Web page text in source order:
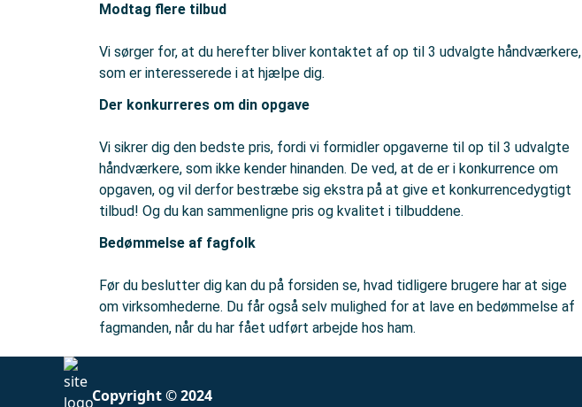
Modtag flere tilbud
Vi sørger for, at du herefter bliver kontaktet af op til 3 udvalgte håndværkere,
som er interesserede i at hjælpe dig.
Der konkurreres om din opgave
Vi sikrer dig den bedste pris, fordi vi formidler opgaverne til op til 3 udvalgte
håndværkere, som ikke kender hinanden. De ved, at de er i konkurrence om
opgaven, og vil derfor bestræbe sig ekstra på at give et konkurrencedygtigt
tilbud! Og du kan sammenligne pris og kvalitet i tilbuddene.
Bedømmelse af fagfolk
Før du beslutter dig kan du på forsiden se, hvad tidligere brugere har at sige
om virksomhederne. Du får også selv mulighed for at lave en bedømmelse af
fagmanden, når du har fået udført arbejde hos ham.
Copyright © 2024